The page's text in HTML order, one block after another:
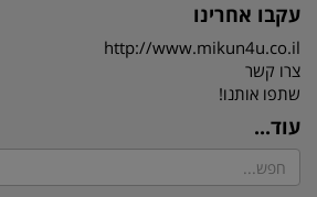
עקבו אחרינו
http://www.mikun4u.co.il
צרו קשר
שתפו אותנו!
עוד...